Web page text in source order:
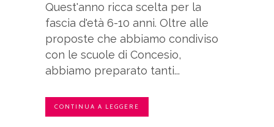
Quest'anno ricca scelta per la
fascia d'età 6-10 anni. Oltre alle
proposte che abbiamo condiviso
con le scuole di Concesio,
abbiamo preparato tanti...
CONTINUA A LEGGERE